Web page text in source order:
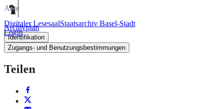
Digitaler LesesaalStaatsarchiv Basel-Stadt
Login
Akte
Archivplan
Identifikation
Zugangs- und Benutzungsbestimmungen
Teilen